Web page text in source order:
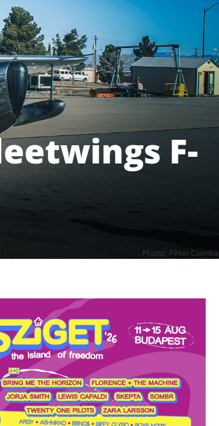
F-